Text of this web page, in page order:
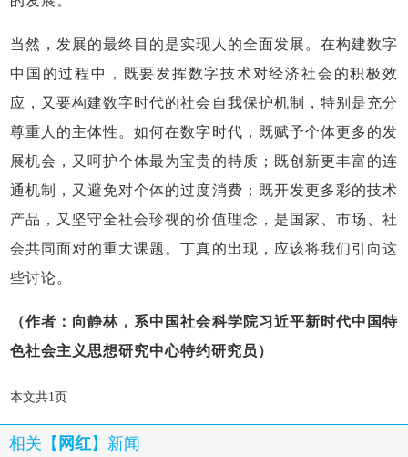
当然，发展的最终目的是实现人的全面发展。在构建数字
中国的过程中，既要发挥数字技术对经济社会的积极效
应，又要构建数字时代的社会自我保护机制，特别是充分
尊重人的主体性。如何在数字时代，既赋予个体更多的发
展机会，又呵护个体最为宝贵的特质；既创新更丰富的连
通机制，又避免对个体的过度消费；既开发更多彩的技术
产品，又坚守全社会珍视的价值理念，是国家、市场、社
会共同面对的重大课题。丁真的出现，应该将我们引向这
些讨论。
（作者：向静林，系中国社会科学院习近平新时代中国特
色社会主义思想研究中心特约研究员）
本文共1页
相关【 网红】新闻